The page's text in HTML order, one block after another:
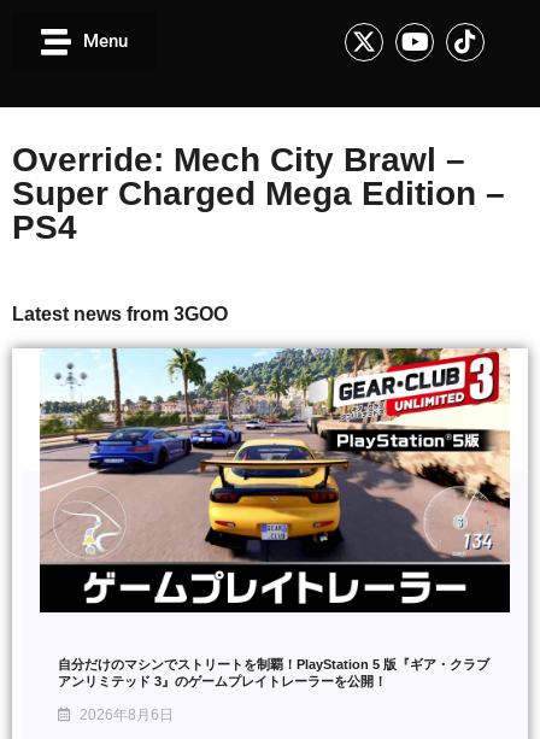
Menu
Override: Mech City Brawl –
Super Charged Mega Edition –
PS4
Latest news from 3GOO
自分だけのマシンでストリートを制覇！PlayStation 5 版『ギア・クラブ
アンリミテッド 3』のゲームプレイトレーラーを公開！
2026年8月6日